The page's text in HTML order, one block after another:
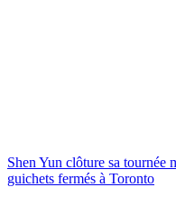
Shen Yun clôture sa tournée
guichets fermés à Toronto